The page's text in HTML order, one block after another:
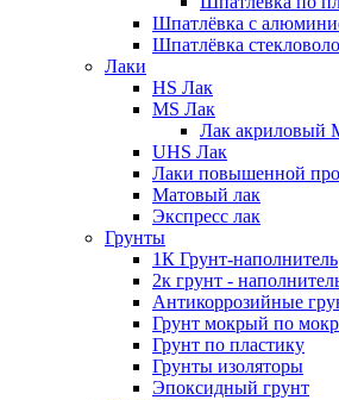
Шпатлёвка с
Шпатлёвка
Лаки
HS Лак
MS Лак
Лак акриловый
UHS Лак
Лаки повышенной
Матовый лак
Экспресс лак
Грунты
1К Грунт-наполнитель
2к грунт -
Антикоррозийные
Грунт мокрый по
Грунт по пластику
Грунты изоляторы
Эпоксидный грунт